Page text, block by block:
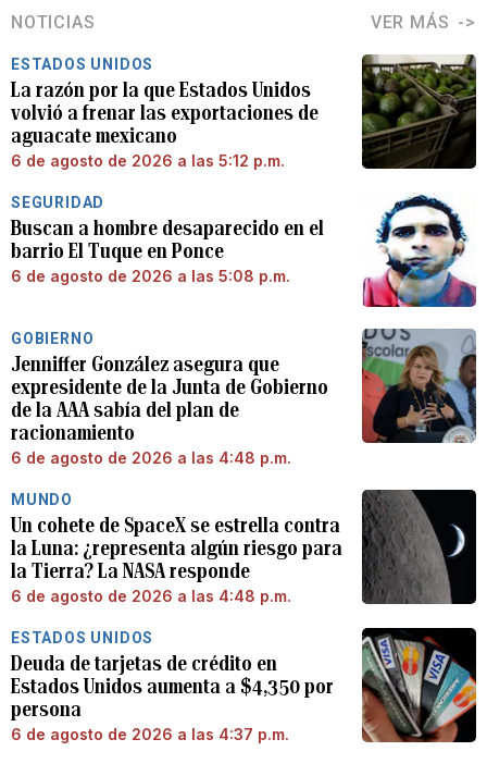
NOTICIAS VER MÁS
ESTADOS UNIDOS
La razón por la que Estados Unidos
volvió a frenar las exportaciones de
aguacate mexicano
6 de agosto de 2026 a las 5:12 p.m.
SEGURIDAD
Buscan a hombre desaparecido en el
barrio El Tuque en Ponce
6 de agosto de 2026 a las 5:08 p.m.
GOBIERNO
Jenniffer González asegura que
expresidente de la Junta de Gobierno
de la AAA sabía del plan de
racionamiento
6 de agosto de 2026 a las 4:48 p.m.
MUNDO
Un cohete de SpaceX se estrella contra
la Luna: ¿representa algún riesgo para
la Tierra? La NASA responde
6 de agosto de 2026 a las 4:48 p.m.
ESTADOS UNIDOS
Deuda de tarjetas de crédito en
Estados Unidos aumenta a $4,350 por
persona
6 de agosto de 2026 a las 4:37 p.m.